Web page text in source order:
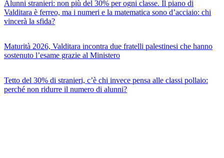
Alunni stranieri: non più del 30% per ogni classe. Il piano di
Valditara è ferreo, ma i numeri e la matematica sono d’acciaio: chi
vincerà la sfida?
Maturità 2026, Valditara incontra due fratelli palestinesi che hanno
sostenuto l’esame grazie al Ministero
Tetto del 30% di stranieri, c’è chi invece pensa alle classi pollaio:
perché non ridurre il numero di alunni?